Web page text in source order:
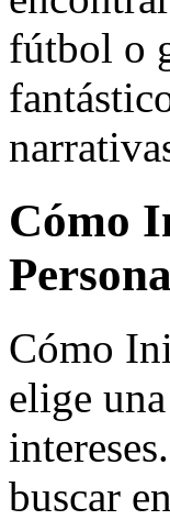
fútbol o
Cómo
Cómo
elige
buscar